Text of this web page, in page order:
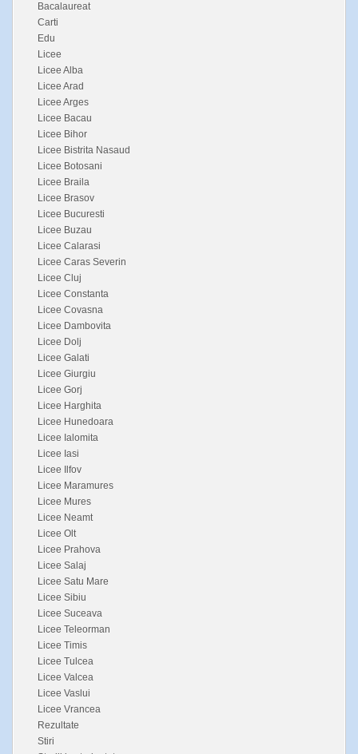
Bacalaureat
Carti
Edu
Licee
Licee Alba
Licee Arad
Licee Arges
Licee Bacau
Licee Bihor
Licee Bistrita Nasaud
Licee Botosani
Licee Braila
Licee Brasov
Licee Bucuresti
Licee Buzau
Licee Calarasi
Licee Caras Severin
Licee Cluj
Licee Constanta
Licee Covasna
Licee Dambovita
Licee Dolj
Licee Galati
Licee Giurgiu
Licee Gorj
Licee Harghita
Licee Hunedoara
Licee Ialomita
Licee Iasi
Licee Ilfov
Licee Maramures
Licee Mures
Licee Neamt
Licee Olt
Licee Prahova
Licee Salaj
Licee Satu Mare
Licee Sibiu
Licee Suceava
Licee Teleorman
Licee Timis
Licee Tulcea
Licee Valcea
Licee Vaslui
Licee Vrancea
Rezultate
Stiri